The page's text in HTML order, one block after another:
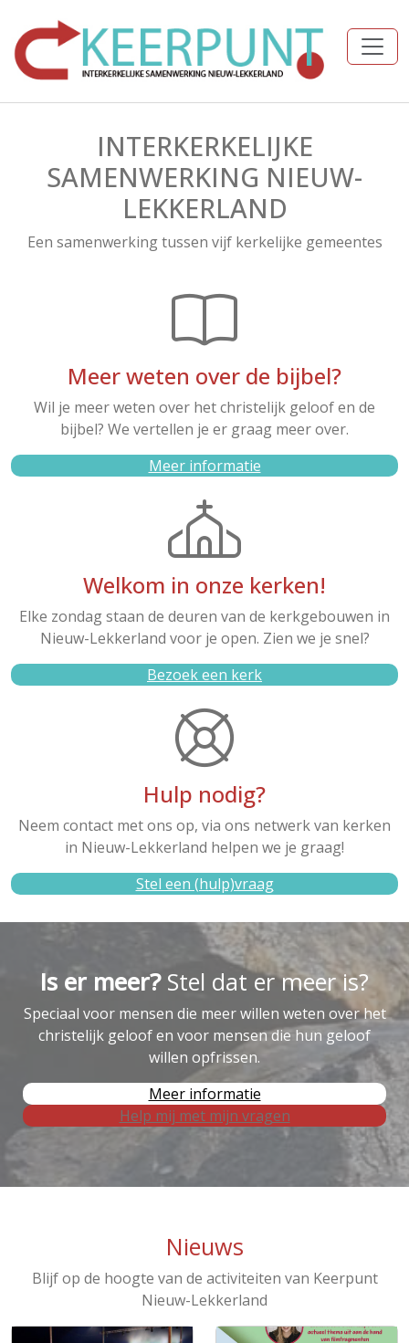
INTERKERKELIJKE
SAMENWERKING NIEUW-
LEKKERLAND
Een samenwerking tussen vijf kerkelijke gemeentes
Meer weten over de bijbel?
Wil je meer weten over het christelijk geloof en de
bijbel? We vertellen je er graag meer over.
Meer informatie
Welkom in onze kerken!
Elke zondag staan de deuren van de kerkgebouwen in
Nieuw-Lekkerland voor je open. Zien we je snel?
Bezoek een kerk
Hulp nodig?
Neem contact met ons op, via ons netwerk van kerken
in Nieuw-Lekkerland helpen we je graag!
Stel een (hulp)vraag
Is er meer?Stel dat er meer is?
Speciaal voor mensen die meer willen weten over het
christelijk geloof en voor mensen die hun geloof
willen opfrissen.
Meer informatie
Help mij met mijn vragen
Nieuws
Blijf op de hoogte van de activiteiten van Keerpunt
Nieuw-Lekkerland